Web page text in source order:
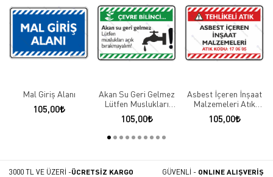
Mal Giriş Alanı
105,00
Akan Su Geri Gelmez
Lütfen Muslukları
Açık Bırakmayalım
105,00
Asbest İçeren İnşaat
Malzemeleri Atık
Kodu: 17 06 05
105,00
3000 TL VE ÜZERİ -ÜCRETSİZ KARGO GÜVENLİ - ONLINE ALIŞVERİŞ